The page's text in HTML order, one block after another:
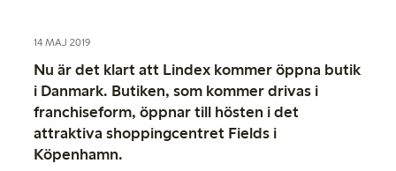
14 MAJ 2019
Nu är det klart att Lindex kommer öppna butik
i Danmark. Butiken, som kommer drivas i
franchiseform, öppnar till hösten i det
attraktiva shoppingcentret Fields i
Köpenhamn.